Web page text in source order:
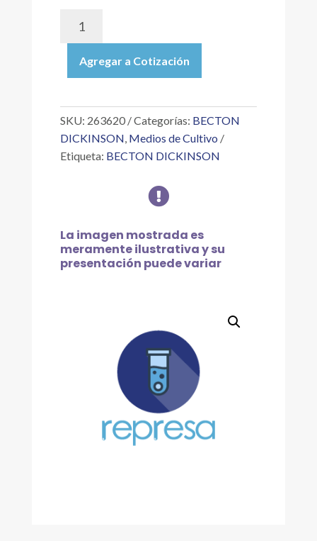
BASE
PALCAM
cantidad
Agregar a Cotización
SKU: 263620 Categorías: BECTON
DICKINSON, Medios de Cultivo
Etiqueta: BECTON DICKINSON

La imagen mostrada es
meramente ilustrativa y su
presentación puede variar